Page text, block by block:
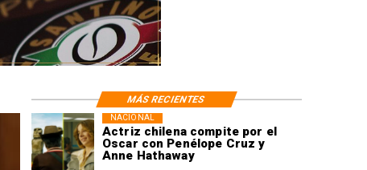
Actriz chilena compite por el
Oscar con Penélope Cruz y
Anne Hathaway
NACIONAL
MÁS RECIENTES